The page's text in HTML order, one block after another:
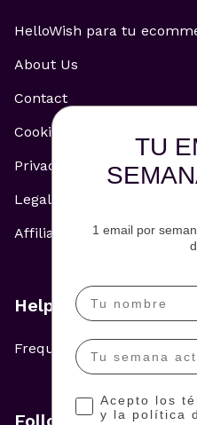
HelloWish para tu
About Us
Contact
Cookie Policy
Privacy Policy
Legal Notice
Affiliate and Advertising
Help
Frequently Asked Questions
TU
1 email por
Acepto los
y la política